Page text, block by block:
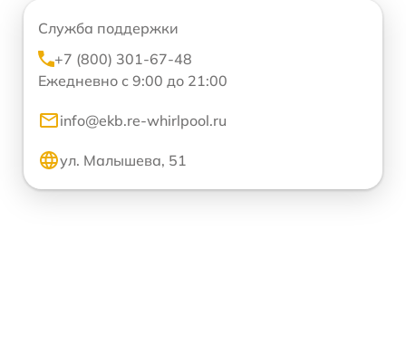
Служба поддержки
+7 (800) 301-67-48
Ежедневно с 9:00 до 21:00
info@ekb.re-whirlpool.ru
ул. Малышева, 51